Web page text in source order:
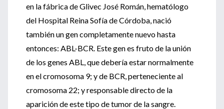
en la fábrica de Glivec José Román, hematólogo
del Hospital Reina Sofía de Córdoba, nació
también un gen completamente nuevo hasta
entonces: ABL-BCR. Este gen es fruto de la unión
de los genes ABL, que debería estar normalmente
en el cromosoma 9; y de BCR, perteneciente al
cromosoma 22; y responsable directo de la
aparición de este tipo de tumor de la sangre.